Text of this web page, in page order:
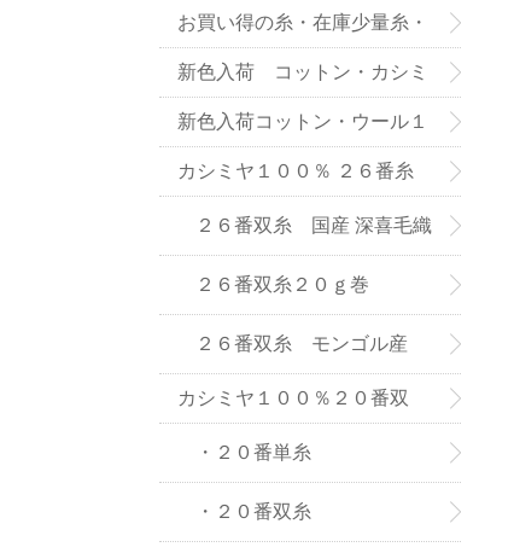
お買い得の糸・在庫少量糸・
試作品
新色入荷 コットン・カシミ
ヤ ７５番糸3ply
新色入荷コットン・ウール１
２番双糸
カシミヤ１００％ ２６番糸
２６番双糸 国産 深喜毛織
(株) の紡績糸
２６番双糸２０ｇ巻
２６番双糸 モンゴル産
カシミヤ１００％２０番双
糸・単糸
・２０番単糸
・２０番双糸